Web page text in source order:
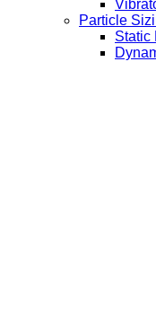
Particle
Static